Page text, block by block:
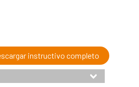
instructivo completo